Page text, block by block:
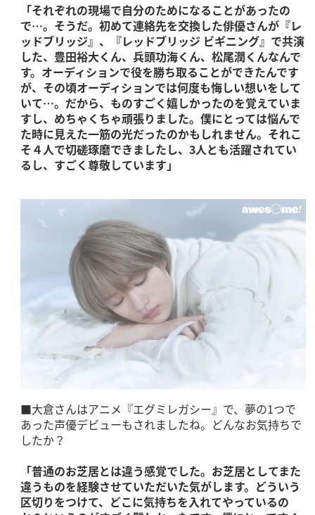
「それぞれの現場で自分のためになることがあったの
で…。そうだ。初めて連絡先を交換した俳優さんが『レ
ッドブリッジ』、『レッドブリッジ ビギニング』で共演
した、豊田裕大くん、兵頭功海くん、松尾潤くんなんで
す。オーディションで役を勝ち取ることができたんです
が、その頃オーディションでは何度も悔しい想いをして
いて…。だから、ものすごく嬉しかったのを覚えていま
すし、めちゃくちゃ頑張りました。僕にとっては悩んで
た時に見えた一筋の光だったのかもしれません。それこ
そ４人で切磋琢磨できましたし、3人とも活躍されてい
るし、すごく尊敬しています」
■大倉さんはアニメ『エグミレガシー』で、夢の1つで
あった声優デビューもされましたね。どんなお気持ちで
したか？
「普通のお芝居とは違う感覚でした。お芝居としてまた
違うものを経験させていただいた気がします。どういう
区切りをつけて、どこに気持ちを入れてやっているの